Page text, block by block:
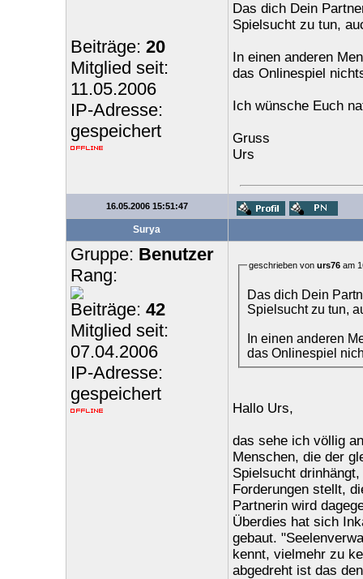
Beiträge: 20
Mitglied seit:
11.05.2006
IP-Adresse:
gespeichert
Das dich Dein
Spielsucht zu tun,
In einen anderen
das Onlinespiel
Ich wünsche Euch
Gruss
Urs
16.05.2006 15:51:47
Surya
Gruppe: Benutzer
Rang:
Beiträge: 42
Mitglied seit:
07.04.2006
IP-Adresse:
gespeichert
geschrieben von urs76am
Das dich Dein
Spielsucht zu tun,
In einen anderen
das Onlinespiel
Hallo Urs,
das sehe ich völlig
Menschen, die der
Spielsucht
Forderungen stellt,
Partnerin wird
Überdies hat sich
gebaut.
kennt, vielmehr zu
abgedreht ist das